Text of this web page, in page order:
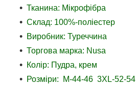
Тканина: Мікрофібра
Склад: 100%-поліестер
Виробник: Туреччина
Торгова марка: Nusa
Колір: Пудра, крем
Розміри: M-44-46 3XL-52-54